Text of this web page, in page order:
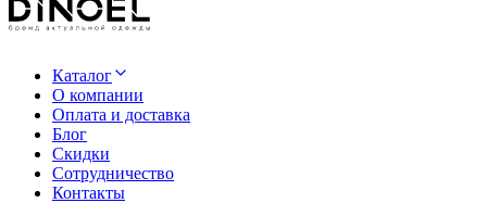
Каталог
О компании
Оплата и доставка
Блог
Скидки
Сотрудничество
Контакты